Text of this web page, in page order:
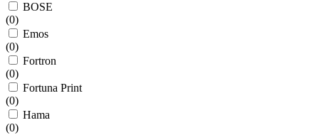
BOSE
(0)
Emos
(0)
Fortron
(0)
Fortuna Print
(0)
Hama
(0)